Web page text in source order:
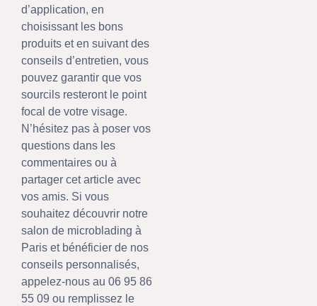
d’application, en
choisissant les bons
produits et en suivant des
conseils d’entretien, vous
pouvez garantir que vos
sourcils resteront le point
focal de votre visage.
N’hésitez pas à poser vos
questions dans les
commentaires ou à
partager cet article avec
vos amis. Si vous
souhaitez découvrir notre
salon de microblading à
Paris et bénéficier de nos
conseils personnalisés,
appelez-nous au 06 95 86
55 09 ou remplissez le